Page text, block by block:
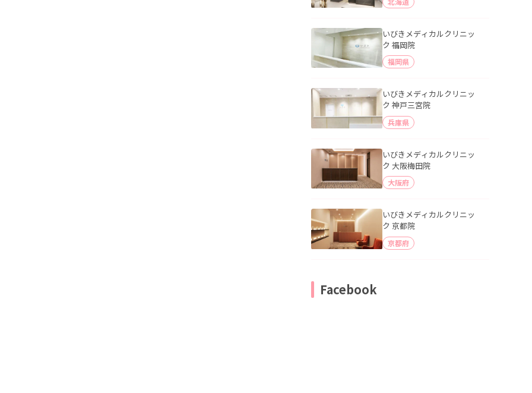
いびきメディカルクリニッ
ク 福岡院
福岡県
いびきメディカルクリニッ
ク 神戸三宮院
兵庫県
いびきメディカルクリニッ
ク 大阪梅田院
大阪府
いびきメディカルクリニッ
ク 京都院
京都府
Facebook